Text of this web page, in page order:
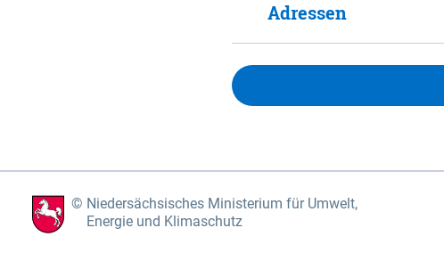
Adressen
Niedersächsisches Ministerium für Umwelt,
Energie und Klimaschutz